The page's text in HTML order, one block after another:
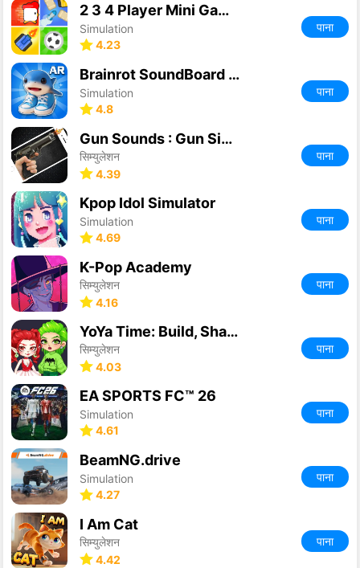
2 3 4 Player Mini Games
Simulation
4.23
पाना
Brainrot SoundBoard AR
Simulation
4.8
पाना
Gun Sounds : Gun Simulator
सिम्युलेशन
4.39
पाना
Kpop Idol Simulator
Simulation
4.69
पाना
K-Pop Academy
सिम्युलेशन
4.16
पाना
YoYa Time: Build, Share & Play
सिम्युलेशन
4.03
पाना
EA SPORTS FC™ 26
Simulation
4.61
पाना
BeamNG.drive
Simulation
4.27
पाना
I Am Cat
सिम्युलेशन
4.42
पाना